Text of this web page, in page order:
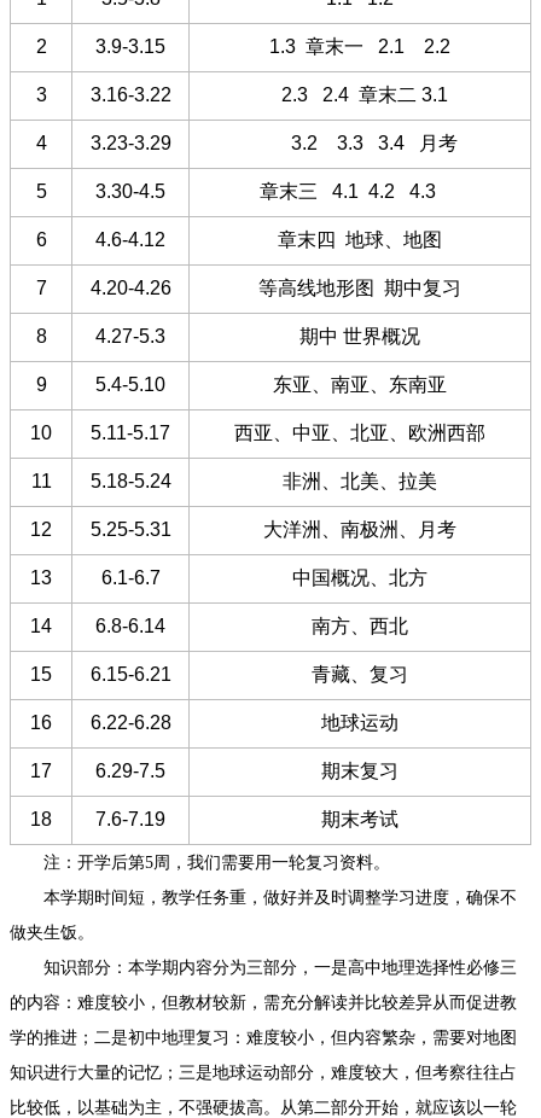
2 3.9-3.15 1.3 章末一 2.1 2.2
3 3.16-3.22 2.3 2.4 章末二 3.1
4 3.23-3.29 3.2 3.3 3.4 月考
5 3.30-4.5 章末三 4.1 4.2 4.3
6 4.6-4.12 章末四 地球、地图
7 4.20-4.26 等高线地形图 期中复习
8 4.27-5.3 期中 世界概况
9 5.4-5.10 东亚、南亚、东南亚
10 5.11-5.17 西亚、中亚、北亚、欧洲西部
11 5.18-5.24 非洲、北美、拉美
12 5.25-5.31 大洋洲、南极洲、月考
13 6.1-6.7 中国概况、北方
14 6.8-6.14 南方、西北
15 6.15-6.21 青藏、复习
16 6.22-6.28 地球运动
17 6.29-7.5 期末复习
18 7.6-7.19 期末考试
注：开学后第5周，我们需要用一轮复习资料。
本学期时间短，教学任务重，做好并及时调整学习进度，确保不
做夹生饭。
知识部分： 本学期内容分为三部分，一是高中地理选择性必修三
的内容：难度较小，但教材较新，需充分解读并比较差异从而促进教
学的推进；二是初中地理复习：难度较小，但内容繁杂， 需要对地图
知识进行大量的记忆 ；三是地球运动部分，难度较大，但考察往往占
比较低，以基础为主，不强硬拔高。从第二部分开始，就应该以一轮